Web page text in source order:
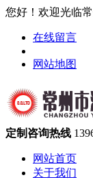
您好！欢迎光临
在线留言
网站地图
定制咨询热线
网站首页
关于我们